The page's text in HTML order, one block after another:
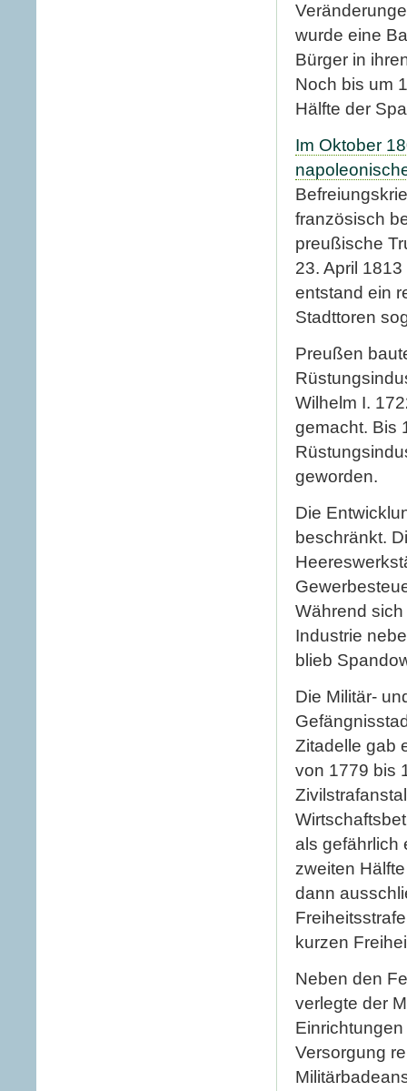
wurde eine
Bürger in
Noch bis um
Hälfte der
Im Oktober
französisch
preußische
23. April
entstand ein
Stadttoren
Preußen
Wilhelm I.
gemacht. Bis
geworden.
Die
beschränkt.
Während
Industrie
blieb
Die Militär-
Zitadelle gab
von 1779 bis
als gefährlich
zweiten
dann
kurzen
Neben den
verlegte der
Versorgung